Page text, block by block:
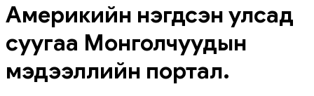
Америкийн нэгдсэн улсад
суугаа Монголчуудын
мэдээллийн портал.